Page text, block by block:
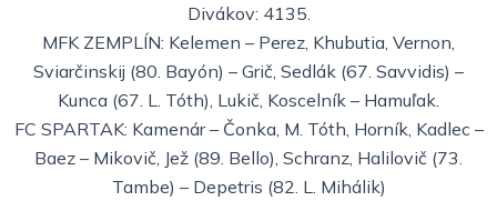
Divákov: 4135.
MFK ZEMPLÍN: Kelemen – Perez, Khubutia, Vernon,
Sviarčinskij (80. Bayón) – Grič, Sedlák (67. Savvidis) –
Kunca (67. L. Tóth), Lukič, Koscelník – Hamuľak.
FC SPARTAK: Kamenár – Čonka, M. Tóth, Horník, Kadlec –
Baez – Mikovič, Jež (89. Bello), Schranz, Halilovič (73.
Tambe) – Depetris (82. L. Mihálik)